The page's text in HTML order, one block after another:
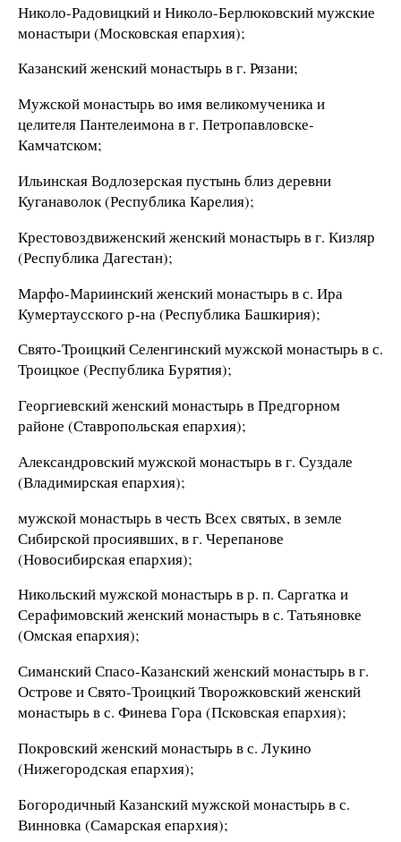
Николо-Радовицкий и Николо-Берлюковский мужские
монастыри (Московская епархия);
Казанский женский монастырь в г. Рязани;
Мужской монастырь во имя великомученика и
целителя Пантелеимона в г. Петропавловске-
Камчатском;
Ильинская Водлозерская пустынь близ деревни
Куганаволок (Республика Карелия);
Крестовоздвиженский женский монастырь в г. Кизляр
(Республика Дагестан);
Марфо-Мариинский женский монастырь в с. Ира
Кумертаусского р-на (Республика Башкирия);
Свято-Троицкий Селенгинский мужской монастырь в с.
Троицкое (Республика Бурятия);
Георгиевский женский монастырь в Предгорном
районе (Ставропольская епархия);
Александровский мужской монастырь в г. Суздале
(Владимирская епархия);
мужской монастырь в честь Всех святых, в земле
Сибирской просиявших, в г. Черепанове
(Новосибирская епархия);
Никольский мужской монастырь в р. п. Саргатка и
Серафимовский женский монастырь в с. Татьяновке
(Омская епархия);
Симанский Спасо-Казанский женский монастырь в г.
Острове и Свято-Троицкий Творожковский женский
монастырь в с. Финева Гора (Псковская епархия);
Покровский женский монастырь в с. Лукино
(Нижегородская епархия);
Богородичный Казанский мужской монастырь в с.
Винновка (Самарская епархия);